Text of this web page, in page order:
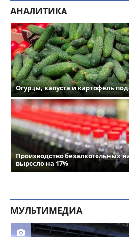
АНАЛИТИКА
Огурцы, капуста и картофель
Производство безалкогольных
выросло на 17%
МУЛЬТИМЕДИА